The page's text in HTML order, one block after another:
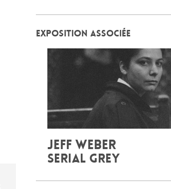
EXPOSITION ASSOCIÉE
JEFF WEBER
SERIAL GREY